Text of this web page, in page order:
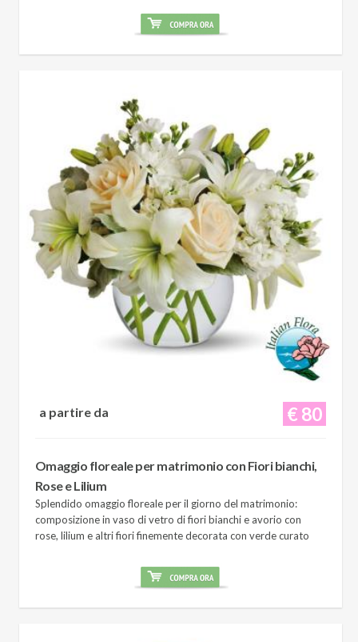
€ 80
a partire da
Omaggio floreale per matrimonio con Fiori bianchi,
Rose e Lilium
Splendido omaggio floreale per il giorno del matrimonio:
composizione in vaso di vetro di fiori bianchi e avorio con
rose, lilium e altri fiori finemente decorata con verde curato